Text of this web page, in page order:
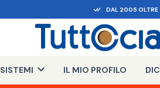
DAL 2005 OLTRE
SISTEMI IL MIO PROFILO